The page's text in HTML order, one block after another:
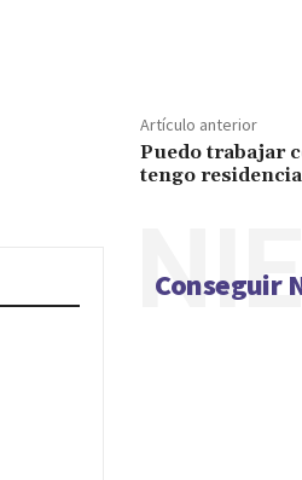
Artículo anterior
Puedo trabajar
tengo
Conseguir
NIE